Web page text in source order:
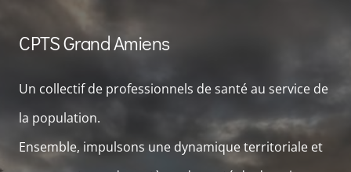
CPTS Grand Amiens
Un collectif de professionnels de santé au service de
la population.
Ensemble, impulsons une dynamique territoriale et